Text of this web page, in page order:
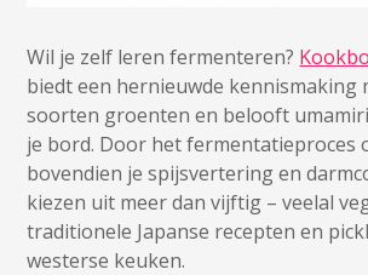
Wil je zelf leren fermenteren?
biedt een hernieuwde kennismaking
soorten groenten en belooft
je bord. Door het fermentatieproces
bovendien je spijsvertering en
kiezen uit meer dan vijftig – veelal
traditionele Japanse recepten en
westerse keuken.